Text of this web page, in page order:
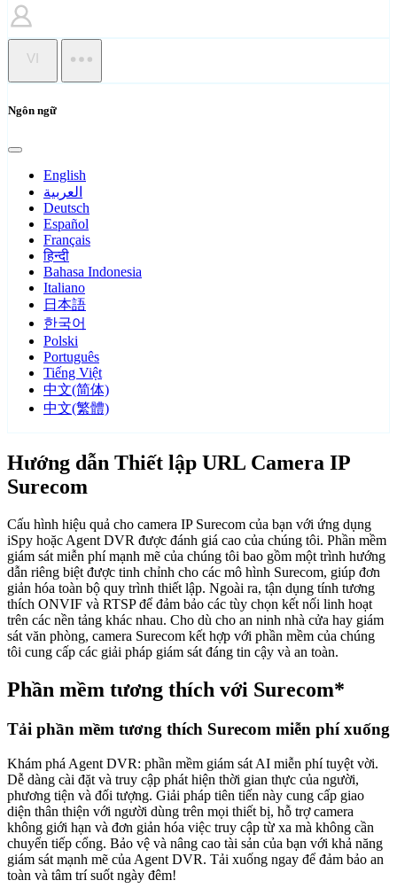
VI
Ngôn ngữ
English
العربية
Deutsch
Español
Français
हिन्दी
Bahasa Indonesia
Italiano
日本語
한국어
Polski
Português
Tiếng Việt
中文(简体)
中文(繁體)
Hướng dẫn Thiết lập URL Camera IP
Surecom
Cấu hình hiệu quả cho camera IP Surecom của bạn với ứng dụng
iSpy hoặc Agent DVR được đánh giá cao của chúng tôi. Phần mềm
giám sát miễn phí mạnh mẽ của chúng tôi bao gồm một trình hướng
dẫn riêng biệt được tinh chỉnh cho các mô hình Surecom, giúp đơn
giản hóa toàn bộ quy trình thiết lập. Ngoài ra, tận dụng tính tương
thích ONVIF và RTSP để đảm bảo các tùy chọn kết nối linh hoạt
trên các nền tảng khác nhau. Cho dù cho an ninh nhà cửa hay giám
sát văn phòng, camera Surecom kết hợp với phần mềm của chúng
tôi cung cấp các giải pháp giám sát đáng tin cậy và an toàn.
Phần mềm tương thích với Surecom*
Tải phần mềm tương thích Surecom miễn phí xuống
Khám phá Agent DVR: phần mềm giám sát AI miễn phí tuyệt vời.
Dễ dàng cài đặt và truy cập phát hiện thời gian thực của người,
phương tiện và đối tượng. Giải pháp tiên tiến này cung cấp giao
diện thân thiện với người dùng trên mọi thiết bị, hỗ trợ camera
không giới hạn và đơn giản hóa việc truy cập từ xa mà không cần
chuyển tiếp cổng. Bảo vệ và nâng cao tài sản của bạn với khả năng
giám sát mạnh mẽ của Agent DVR. Tải xuống ngay để đảm bảo an
toàn và tâm trí suốt ngày đêm!